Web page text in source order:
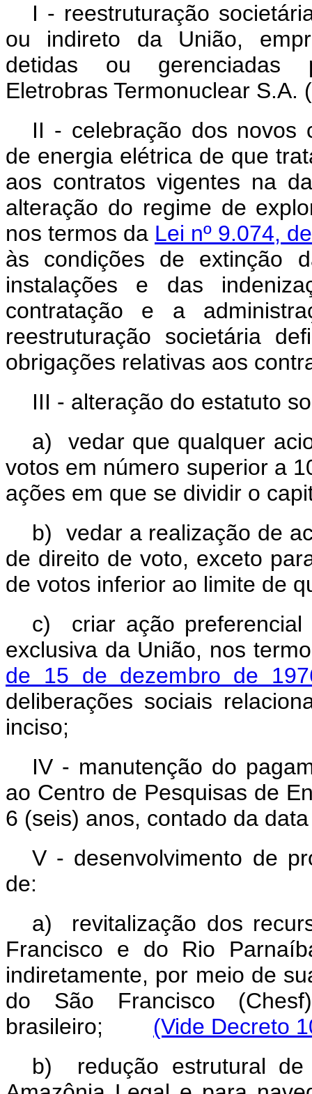
I - reestruturação
ou indireto da União,
detidas ou gerenciadas
Eletrobras Termonuclear
II - celebração dos novos
de energia elétrica de que
aos contratos vigentes na
alteração do regime de
nos termos da Lei nº 9.074,
às condições de extinção
instalações e das
contratação e a
reestruturação societária
obrigações relativas aos
III - alteração do estatuto
a) vedar que qualquer
votos em número superior a
ações em que se dividir o
b) vedar a realização de
de direito de voto, exceto
de votos inferior ao limite de
c) criar ação preferencial
exclusiva da União, nos
de 15 de dezembro de
deliberações sociais
inciso;
IV - manutenção do
ao Centro de Pesquisas de
6 (seis) anos, contado da
V - desenvolvimento de
de:
a) revitalização dos
Francisco e do Rio
indiretamente, por meio de
do São Francisco
brasileiro; (Vide Decreto
b) redução estrutural